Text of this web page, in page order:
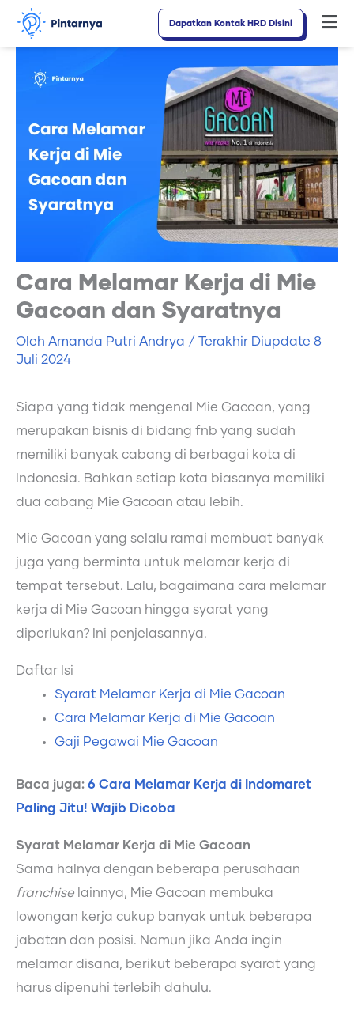
Lewati
Dapatkan Kontak HRD Disini
Cara Melamar Kerja di Mie
Gacoan dan Syaratnya
Oleh Amanda Putri Andrya / Terakhir Diupdate 8
Juli 2024
Siapa yang tidak mengenal Mie Gacoan, yang
merupakan bisnis di bidang fnb yang sudah
memiliki banyak cabang di berbagai kota di
Indonesia. Bahkan setiap kota biasanya memiliki
dua cabang Mie Gacoan atau lebih.
Mie Gacoan yang selalu ramai membuat banyak
juga yang berminta untuk melamar kerja di
tempat tersebut. Lalu, bagaimana cara melamar
kerja di Mie Gacoan hingga syarat yang
diperlukan? Ini penjelasannya.
Daftar Isi
Syarat Melamar Kerja di Mie Gacoan
Cara Melamar Kerja di Mie Gacoan
Gaji Pegawai Mie Gacoan
Baca juga: 6 Cara Melamar Kerja di Indomaret
Paling Jitu! Wajib Dicoba
Syarat Melamar Kerja di Mie Gacoan
Sama halnya dengan beberapa perusahaan
franchise lainnya, Mie Gacoan membuka
lowongan kerja cukup banyak untuk beberapa
jabatan dan posisi. Namun jika Anda ingin
melamar disana, berikut beberapa syarat yang
harus dipenuhi terlebih dahulu.